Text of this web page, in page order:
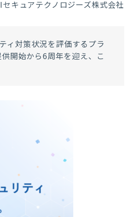
セキュアテクノロジーズ株式会社
ィ対策状況を評価するプラ
開始から6周年を迎え、こ